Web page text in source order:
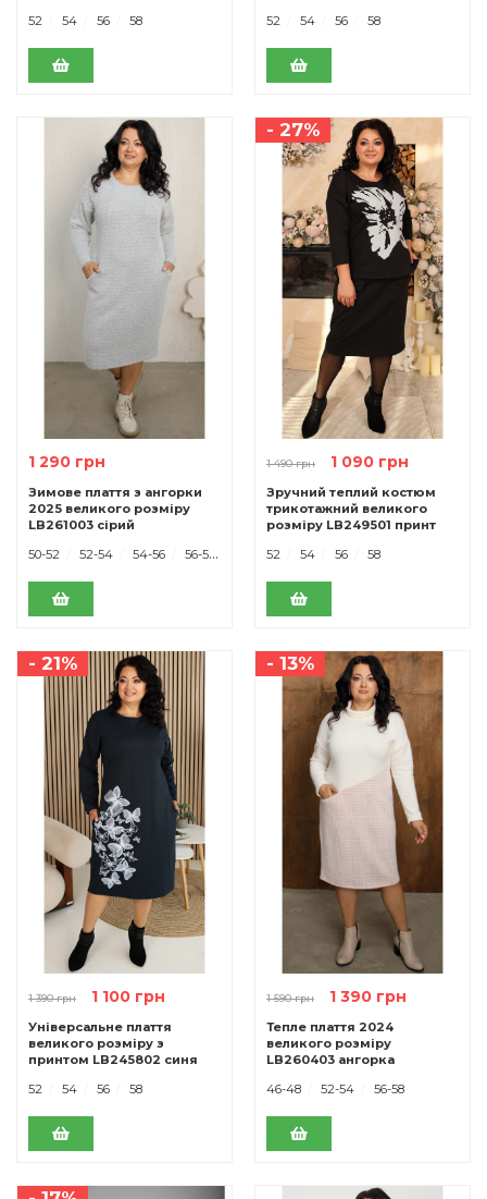
52
54 56 58
52
54 56 58
1 290 грн
Зимове плаття з ангорки
2025 великого розміру
LB261003 сірий
50-52
52-54 54-56 56-58
- 27%
1 490 грн 1 090 грн
Зручний теплий костюм
трикотажний великого
розміру LB249501 принт
52
54 56 58
- 21%
1 390 грн 1 100 грн
Універсальне плаття
великого розміру з
принтом LB245802 синя
52
54 56 58
- 13%
1 590 грн 1 390 грн
Тепле плаття 2024
великого розміру
LB260403 ангорка
46-48
52-54 56-58